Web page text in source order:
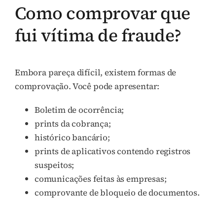
Como comprovar que
fui vítima de fraude?
Embora pareça difícil, existem formas de
comprovação. Você pode apresentar:
Boletim de ocorrência;
prints da cobrança;
histórico bancário;
prints de aplicativos contendo registros
suspeitos;
comunicações feitas às empresas;
comprovante de bloqueio de documentos.